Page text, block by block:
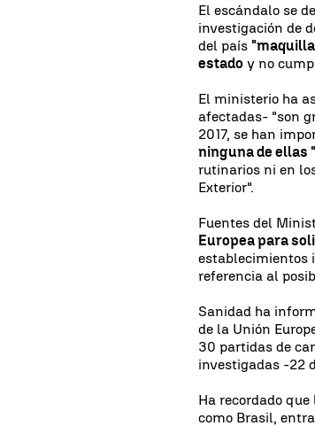
El escándalo se
investigación de
del país
estado y no
El ministerio ha
afectadas- "son
2017, se han
ninguna de ellas
rutinarios ni en
Exterior".
Fuentes del
Europea para
establecimientos
referencia al
Sanidad ha
de la Unión
30 partidas de
investigadas -22
Ha recordado
como Brasil,